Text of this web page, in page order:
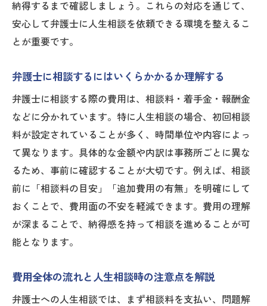
納得するまで確認しましょう。これらの対応を通じて、
安心して弁護士に人生相談を依頼できる環境を整えるこ
とが重要です。
弁護士に相談するにはいくらかかるか理解する
弁護士に相談する際の費用は、相談料・着手金・報酬金
などに分かれています。特に人生相談の場合、初回相談
料が設定されていることが多く、時間単位や内容によっ
て異なります。具体的な金額や内訳は事務所ごとに異な
るため、事前に確認することが大切です。例えば、相談
前に「相談料の目安」「追加費用の有無」を明確にして
おくことで、費用面の不安を軽減できます。費用の理解
が深まることで、納得感を持って相談を進めることが可
能となります。
費用全体の流れと人生相談時の注意点を解説
弁護士への人生相談では、まず相談料を支払い、問題解